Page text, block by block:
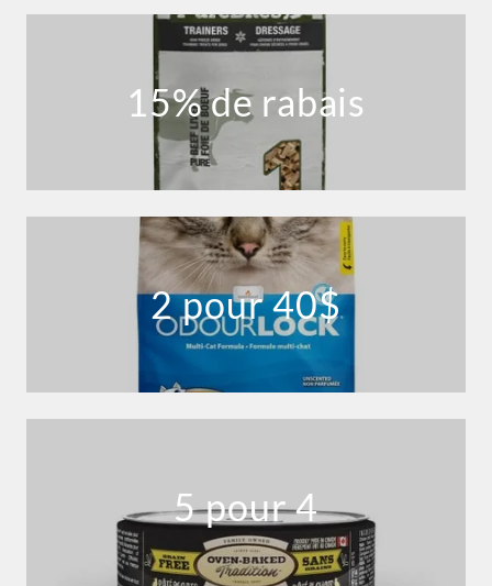
15% de rabais
2 pour 40$
5 pour 4